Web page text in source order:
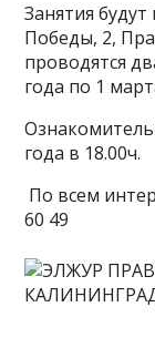
Занятия
Победы, 2,
проводятся
года по 1
года в 18.00ч.
По всем
60 49